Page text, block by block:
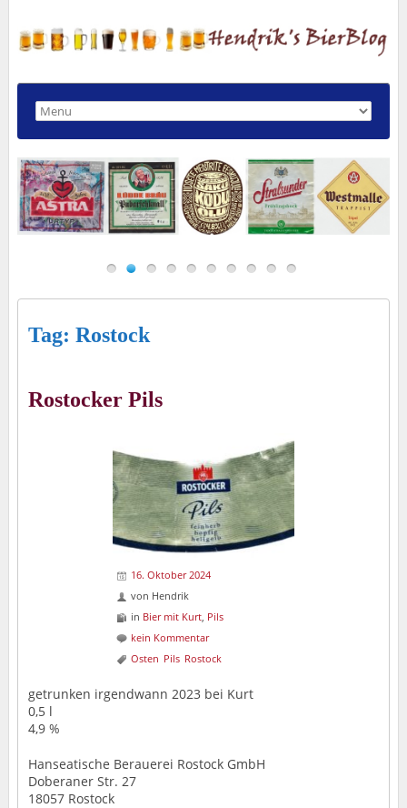
Tag: Rostock
Rostocker Pils
16. Oktober 2024
von Hendrik
in Bier mit Kurt, Pils
kein Kommentar
Osten Pils Rostock
getrunken irgendwann 2023 bei Kurt
0,5 l
4,9 %
Hanseatische Berauerei Rostock GmbH
Doberaner Str. 27
18057 Rostock